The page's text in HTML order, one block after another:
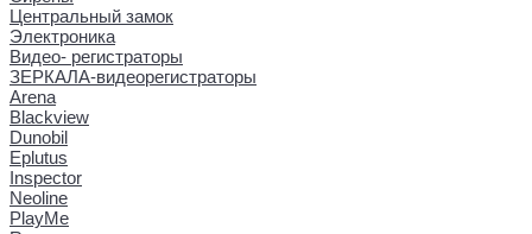
Центральный замок
Электроника
Видео- регистраторы
ЗЕРКАЛА-видеорегистраторы
Arena
Blackview
Dunobil
Eplutus
Inspector
Neoline
PlayMe